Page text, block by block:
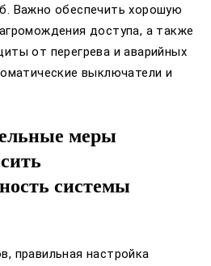
Важно обеспечить хорошую
доступа, а также
от перегрева и аварийных
выключатели и
меры
системы
правильная настройка